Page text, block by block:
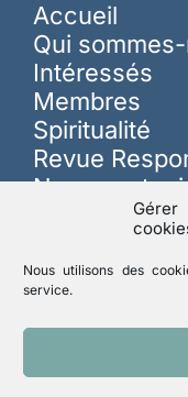
Gérer
Nous utilisons des
service.
Accueil
Qui
Intéressés
Membres
Spiritualité
Revue
Nous
Lutte contre